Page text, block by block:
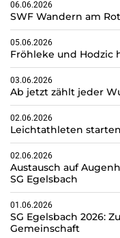
06.06.2026
SWF Wandern am
05.06.2026
Fröhleke und Hodzic
03.06.2026
Ab jetzt zählt jeder
02.06.2026
Leichtathleten
02.06.2026
Austausch auf
SG Egelsbach
01.06.2026
SG Egelsbach 2026:
Gemeinschaft